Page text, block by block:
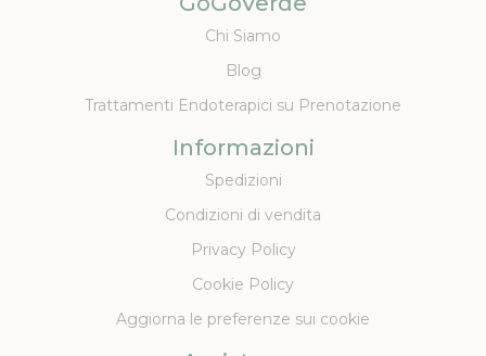
Chi Siamo
Blog
Trattamenti Endoterapici su Prenotazione
Informazioni
Spedizioni
Condizioni di vendita
Privacy Policy
Cookie Policy
Aggiorna le preferenze sui cookie